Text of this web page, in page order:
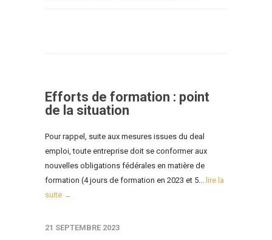
Efforts de formation : point
de la situation
Pour rappel, suite aux mesures issues du deal
emploi, toute entreprise doit se conformer aux
nouvelles obligations fédérales en matière de
formation (4 jours de formation en 2023 et 5... lire la
suite →
21 SEPTEMBRE 2023